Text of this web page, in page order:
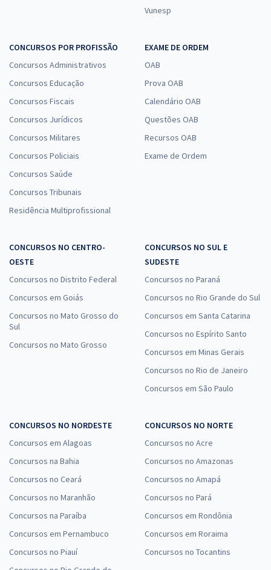
Vunesp
CONCURSOS POR PROFISSÃO
Concursos Administrativos
Concursos Educação
Concursos Fiscais
Concursos Jurídicos
Concursos Militares
Concursos Policiais
Concursos Saúde
Concursos Tribunais
Residência Multiprofissional
EXAME DE ORDEM
OAB
Prova OAB
Calendário OAB
Questões OAB
Recursos OAB
Exame de Ordem
CONCURSOS NO CENTRO-
OESTE
Concursos no Distrito Federal
Concursos em Goiás
Concursos no Mato Grosso do
Sul
Concursos no Mato Grosso
CONCURSOS NO SUL E
SUDESTE
Concursos no Paraná
Concursos no Rio Grande do Sul
Concursos em Santa Catarina
Concursos no Espírito Santo
Concursos em Minas Gerais
Concursos no Rio de Janeiro
Concursos em São Paulo
CONCURSOS NO NORDESTE
Concursos em Alagoas
Concursos na Bahia
Concursos no Ceará
Concursos no Maranhão
Concursos na Paraíba
Concursos em Pernambuco
Concursos no Piauí
CONCURSOS NO NORTE
Concursos no Acre
Concursos no Amazonas
Concursos no Amapá
Concursos no Pará
Concursos em Rondônia
Concursos em Roraima
Concursos no Tocantins